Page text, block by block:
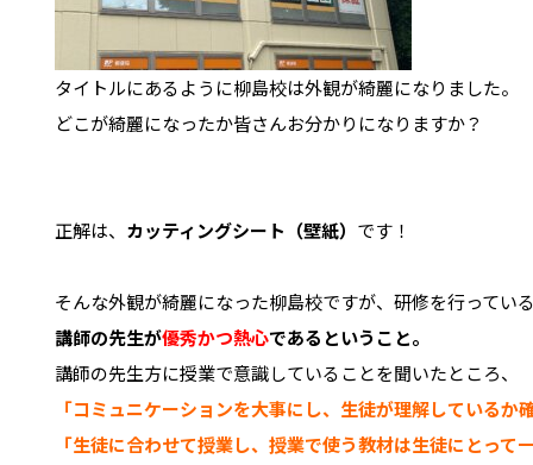
タイトルにあるように柳島校は外観が綺麗になりました。
どこが綺麗になったか皆さんお分かりになりますか？
正解は、 カッティングシート（壁紙） です！
講師の先生が優秀かつ熱心
「コミュニケーションを大事にし、生徒が理解しているか
「生徒に合わせて授業し、授業で使う教材は生徒にとっ